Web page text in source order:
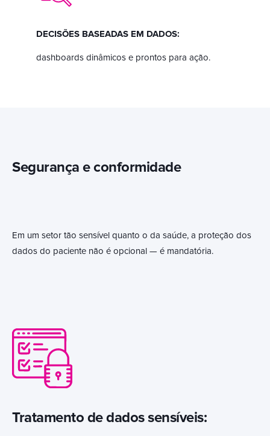
DECISÕES BASEADAS EM DADOS:
dashboards dinâmicos e prontos para ação.
Segurança e conformidade
Em um setor tão sensível quanto o da saúde, a proteção dos
dados do paciente não é opcional — é mandatória.
Tratamento de dados sensíveis: